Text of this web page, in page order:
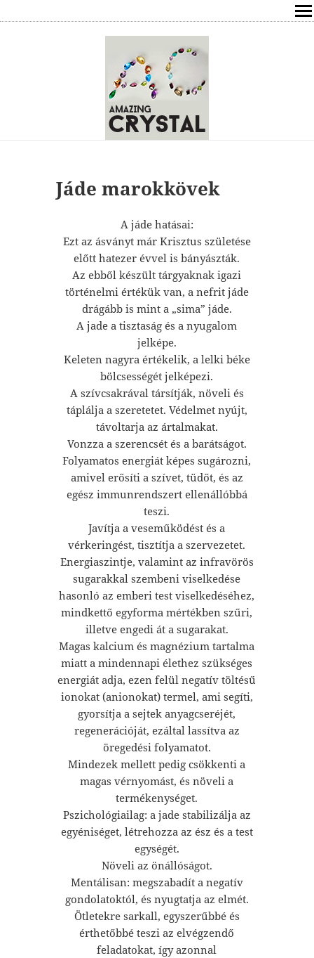
ÍRÁSOK
ÁSVÁNYOK HATÁSAI
ELÉRHETŐSÉG
FREE
VÁSÁRLÁS / KOSÁR
Jáde marokkövek
A jáde hatásai:
Ezt az ásványt már Krisztus születése
előtt hatezer évvel is bányászták.
Az ebből készült tárgyaknak igazi
történelmi értékük van, a nefrit jáde
drágább is mint a „sima” jáde.
A jade a tisztaság és a nyugalom
jelképe.
Keleten nagyra értékelik, a lelki béke
bölcsességét jelképezi.
A szívcsakrával társítják, növeli és
táplálja a szeretetet. Védelmet nyújt,
távoltarja az ártalmakat.
Vonzza a szerencsét és a barátságot.
Folyamatos energiát képes sugározni,
amivel erősíti a szívet, tüdőt, és az
egész immunrendszert ellenállóbbá
teszi.
Javítja a veseműködést és a
vérkeringést, tisztítja a szervezetet.
Energiaszintje, valamint az infravörös
sugarakkal szembeni viselkedése
hasonló az emberi test viselkedéséhez,
mindkettő egyforma mértékben szűri,
illetve engedi át a sugarakat.
Magas kalcium és magnézium tartalma
miatt a mindennapi élethez szükséges
energiát adja, ezen felül negatív töltésű
ionokat (anionokat) termel, ami segíti,
gyorsítja a sejtek anyagcseréjét,
regenerációját, ezáltal lassítva az
öregedési folyamatot.
Mindezek mellett pedig csökkenti a
magas vérnyomást, és növeli a
termékenységet.
Pszichológiailag: a jade stabilizálja az
egyéniséget, létrehozza az ész és a test
egységét.
Növeli az önállóságot.
Mentálisan: megszabadít a negatív
gondolatoktól, és nyugtatja az elmét.
Ötletekre sarkall, egyszerűbbé és
érthetőbbé teszi az elvégzendő
feladatokat, így azonnal